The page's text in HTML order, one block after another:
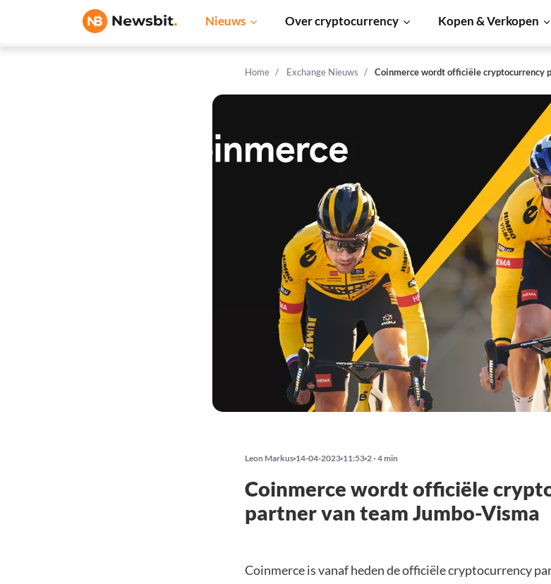
Nieuws Over cryptocurrency Kopen & Verkopen
Home Exchange Nieuws Coinmerce wordt officiële cryptocurrency
Leon Markus 14-04-2023 11:53 2 - 4 min
Coinmerce wordt officiële
partner van team Jumbo-Visma
Coinmerce is vanaf heden de officiële cryptocurrency